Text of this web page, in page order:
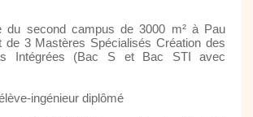
du second campus de 3000 m² à Pau
de 3 Mastères Spécialisés Création des
Intégrées (Bac S et Bac STI avec
ingénieur diplômé